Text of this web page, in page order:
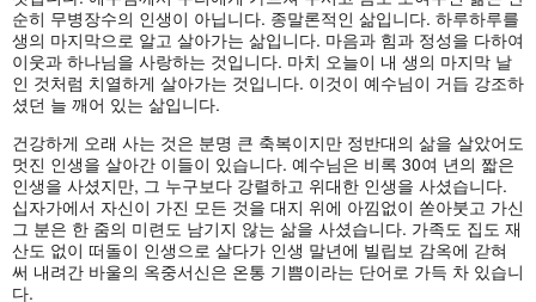
순히 무병장수의 인생이 아닙니다. 종말론적인 삶입니다. 하루하루를
생의 마지막으로 알고 살아가는 삶입니다. 마음과 힘과 정성을 다하여
이웃과 하나님을 사랑하는 것입니다. 마치 오늘이 내 생의 마지막 날
인 것처럼 치열하게 살아가는 것입니다. 이것이 예수님이 거듭 강조하
셨던 늘 깨어 있는 삶입니다.
건강하게 오래 사는 것은 분명 큰 축복이지만 정반대의 삶을 살았어도
멋진 인생을 살아간 이들이 있습니다. 예수님은 비록 30여 년의 짧은
인생을 사셨지만, 그 누구보다 강렬하고 위대한 인생을 사셨습니다.
십자가에서 자신이 가진 모든 것을 대지 위에 아낌없이 쏟아붓고 가신
그 분은 한 줌의 미련도 남기지 않는 삶을 사셨습니다. 가족도 집도 재
산도 없이 떠돌이 인생으로 살다가 인생 말년에 빌립보 감옥에 갇혀
써 내려간 바울의 옥중서신은 온통 기쁨이라는 단어로 가득 차 있습니
다.